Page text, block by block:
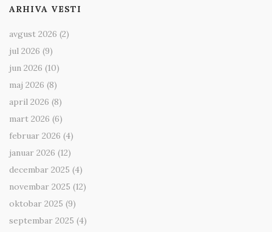
ARHIVA VESTI
avgust 2026 (2)
jul 2026 (9)
jun 2026 (10)
maj 2026 (8)
april 2026 (8)
mart 2026 (6)
februar 2026 (4)
januar 2026 (12)
decembar 2025 (4)
novembar 2025 (12)
oktobar 2025 (9)
septembar 2025 (4)